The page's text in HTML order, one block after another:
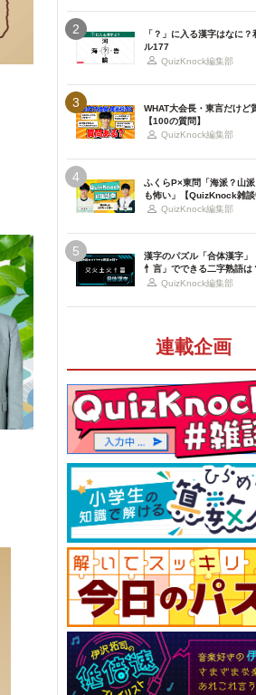
2
「？」に入る漢字はなに
ル177
QuizKnock編集部
3
WHAT大会長・東言だけど
【100の質問】
QuizKnock編集部
4
ふくらP×東問「海派？山
も怖い」【QuizKnock雑談
QuizKnock編集部
5
漢字のパズル「合体漢字」
忄言」でできる二字熟語は
QuizKnock編集部
連載企画